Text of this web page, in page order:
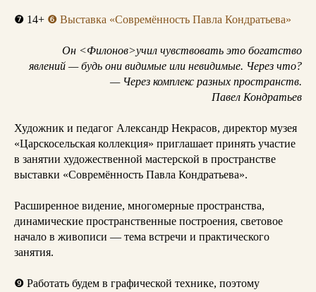
❼ 14+ ❻ Выставка «Совремённость Павла Кондратьева»
Он <Филонов>учил чувствовать это богатство
явлений — будь они видимые или невидимые. Через что?
— Через комплекс разных пространств.
Павел Кондратьев
Художник и педагог Александр Некрасов, директор музея
«Царскосельская коллекция» приглашает принять участие
в занятии художественной мастерской в пространстве
выставки «Совремённость Павла Кондратьева».
Расширенное видение, многомерные пространства,
динамические пространственные построения, световое
начало в живописи — тема встречи и практического
занятия.
❾ Работать будем в графической технике, поэтому